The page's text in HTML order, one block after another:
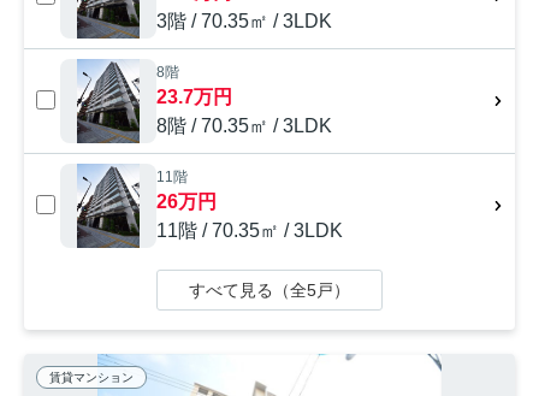
3階 / 70.35㎡ / 3LDK
8階
23.7万円
8階 / 70.35㎡ / 3LDK
11階
26万円
11階 / 70.35㎡ / 3LDK
すべて見る（全5戸）
賃貸マンション